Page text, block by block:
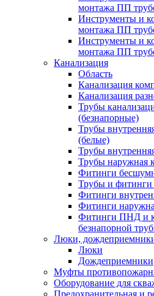
монтажа ПП
Инструменты и
монтажа ПП
Инструменты и
монтажа ПП
Канализация
Область
Канализация
Канализация
Трубы
(безнапорные)
Трубы
(белые)
Трубы
Трубы наружная
Фитинги
Трубы и фитинги
Фитинги
Фитинги
Фитинги ПНД и
безнапорной
Люки,
Люки
Дождеприемники
Муфты
Оборудование для
Предохранительная и